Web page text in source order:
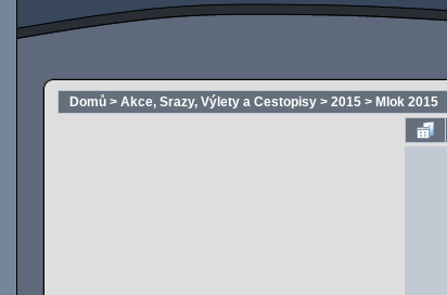
Domů > Akce, Srazy, Výlety a Cestopisy > 2015 > Mlok 2015